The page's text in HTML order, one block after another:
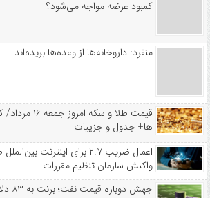
کمبود عرضه مواجه می‌شود؟
منفرد: داروخانه‌ها از وعده‌ها بریده‌اند
قیمت طلا و سکه
ها+ جدول و جزییات
اعمال ضریب ۲.۷ برای اینترنت
واکنش سازمان تنظیم مقررات
جهش دوباره قیمت نفت؛ برنت به ۸۳ دلار رسید